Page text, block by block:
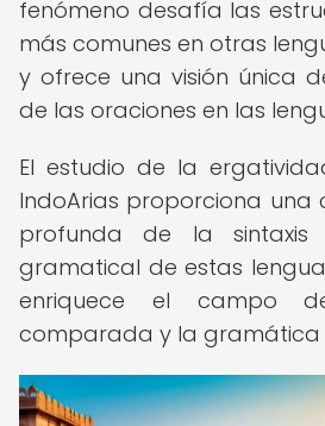
fenómeno desafía las
más comunes en otras
y ofrece una visión única
de las oraciones en las
El estudio de la
IndoArias proporciona una
profunda de la
gramatical de estas
enriquece el campo
comparada y la gramática